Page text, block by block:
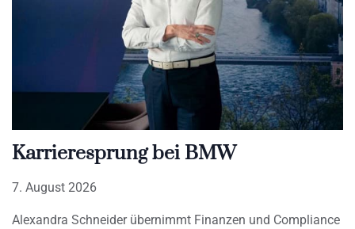
Karrieresprung bei BMW
7. August 2026
Alexandra Schneider übernimmt Finanzen und Compliance